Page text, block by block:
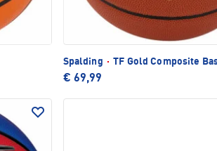
Spalding · TF Gold Composite
€ 69,99